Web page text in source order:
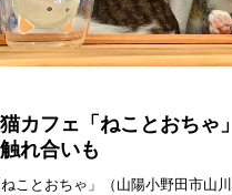
カフェ「ねことおち
れ合いも
ことおちゃ」（山陽小野田市山